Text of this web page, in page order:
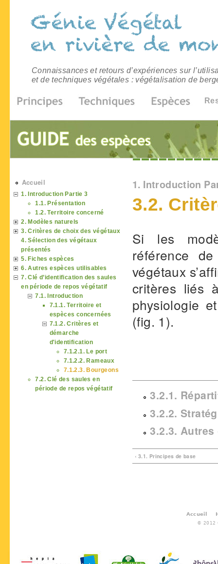
Connaissances et retours d’expériences sur
et de techniques végétales : végétalisation de
Vous êtes ici
1. Introduction
3.2.
Si les
référence
végétaux
critères liés
physiologie
(fig. 1).
3.2.1.
3.2.2.
3.2.3.
‹ 3.1. Principes de base
Accueil
1. Introduction Partie 3
1.1. Présentation
1.2. Territoire concerné
2. Modèles naturels
3. Critères de choix des végétaux
4. Sélection des végétaux
présentés
5. Fiches espèces
6. Autres espèces utilisables
7. Clé d’identification des saules
en période de repos végétatif
7.1. Introduction
7.1.1. Territoire et
espèces concernées
7.1.2. Critères et
démarche
d'identification
7.1.2.1. Le port
7.1.2.2. Rameaux
7.1.2.3. Bourgeons
7.2. Clé des saules en
période de repos végétatif
Accueil
© 2012